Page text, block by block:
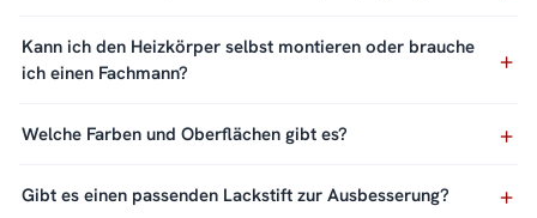
Kann ich den Heizkörper selbst montieren oder brauche
ich einen Fachmann?
Welche Farben und Oberflächen gibt es?
Gibt es einen passenden Lackstift zur Ausbesserung?